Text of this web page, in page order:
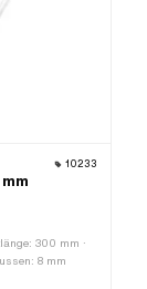
10233
300 mm ·
8 mm